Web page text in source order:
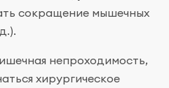
сокращение мышечных
непроходимость,
хирургическое